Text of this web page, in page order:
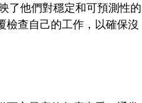
了他們對穩定和可預測性的
檢查自己的工作，以確保沒